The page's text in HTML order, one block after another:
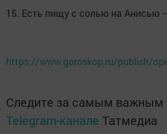
15. Есть пищу с солью на Анисью
https://www.goroskop.ru/publish/
Следите за самым важным
Telegram-канале Татмедиа